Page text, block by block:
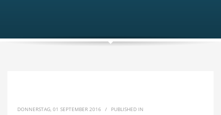
DONNERSTAG, 01 SEPTEMBER 2016 / PUBLISHED IN